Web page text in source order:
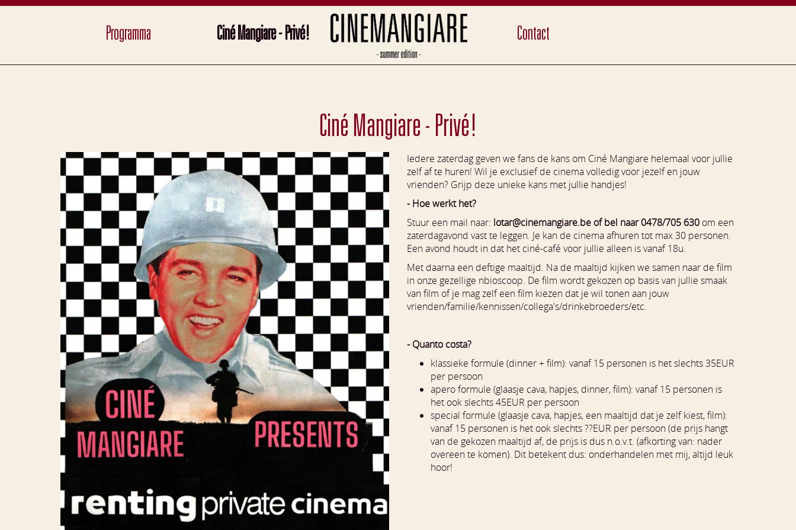
Programma Ciné Mangiare - Privé! Contact
Ciné Mangiare - Privé!
Iedere zaterdag geven we fans de kans om Ciné Mangiare helemaal voor jullie
zelf af te huren! Wil je exclusief de cinema volledig voor jezelf en jouw
vrienden? Grijp deze unieke kans met jullie handjes!
- Hoe werkt het?
Stuur een mail naar: lotar@cinemangiare.be of bel naar 0478/705 630 om een
zaterdagavond vast te leggen. Je kan de cinema afhuren tot max 30 personen.
Een avond houdt in dat het ciné-café voor jullie alleen is vanaf 18u.
Met daarna een deftige maaltijd. Na de maaltijd kijken we samen naar de film
in onze gezellige nbioscoop. De film wordt gekozen op basis van jullie smaak
van film of je mag zelf een film kiezen dat je wil tonen aan jouw
vrienden/familie/kennissen/collega's/drinkebroeders/etc.
- Quanto costa?
klassieke formule (dinner + film): vanaf 15 personen is het slechts 35EUR
per persoon
apero formule (glaasje cava, hapjes, dinner, film): vanaf 15 personen is
het ook slechts 45EUR per persoon
special formule (glaasje cava, hapjes, een maaltijd dat je zelf kiest, film):
vanaf 15 personen is het ook slechts ??EUR per persoon (de prijs hangt
van de gekozen maaltijd af, de prijs is dus n.o.v.t. (afkorting van: nader
overeen te komen). Dit betekent dus: onderhandelen met mij, altijd leuk
hoor!